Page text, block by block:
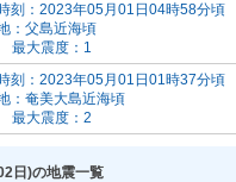
刻：2023年05月01日04時58分頃
：父島近海頃
最大震度：1
刻：2023年05月01日01時37分頃
：奄美大島近海頃
最大震度：2
日)の地震一覧